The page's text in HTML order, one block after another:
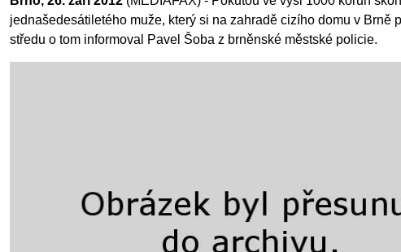
jednašedesátiletého muže, který si na zahradě cizího domu v Brně
středu o tom informoval Pavel Šoba z brněnské městské policie.
restaurace, divadla a univerzity.
místem, kde si můžete legálně a
různé kasinové hry. V neustále
metropoli naleznete širokou